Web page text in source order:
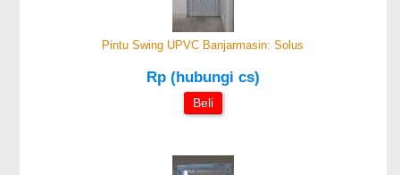
Pintu Swing UPVC Banjarmasin: Solus
Rp (hubungi cs)
Beli